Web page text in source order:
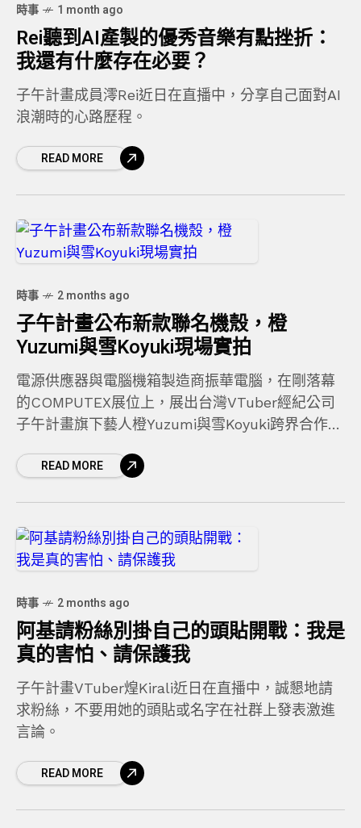
時事 1 month ago
Rei聽到AI產製的優秀音樂有點挫折：
我還有什麼存在必要？
子午計畫成員澪Rei近日在直播中，分享自己面對AI
浪潮時的心路歷程。
READ MORE
時事 2 months ago
子午計畫公布新款聯名機殼，橙
Yuzumi與雪Koyuki現場實拍
電源供應器與電腦機箱製造商振華電腦，在剛落幕
的COMPUTEX展位上，展出台灣VTuber經紀公司
子午計畫旗下藝人橙Yuzumi與雪Koyuki跨界合作的
READ MORE
時事 2 months ago
阿基請粉絲別掛自己的頭貼開戰：我是
真的害怕、請保護我
子午計畫VTuber煌Kirali近日在直播中，誠懇地請
求粉絲，不要用她的頭貼或名字在社群上發表激進
言論。
READ MORE